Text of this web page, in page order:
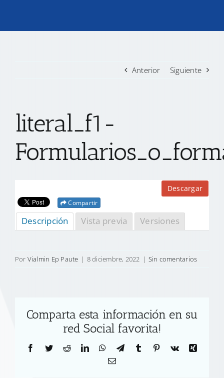
TRANSPARENCIA
CONTACTO
Anterior Siguiente
literal_f1-
Descargar
Compartir
Descripción Vista previa Versiones
Por Vialmin Ep Paute | 8 diciembre, 2022 | Sin comentarios
Comparta esta información en su
red Social favorita!
Facebook
TwitterRedditLinkedInWhatsApp
TelegramTumblr Pinterest
Vk
Xing
Correo